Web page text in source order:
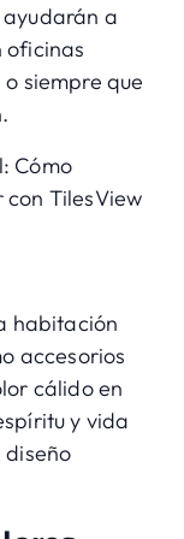
a
oficinas
siempre que
Cómo
TilesView
habitación
accesorios
cálido en
y vida
diseño